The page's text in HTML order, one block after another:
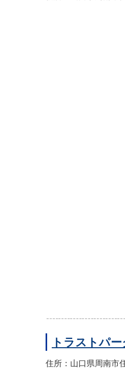
トラストパ
住所：山口県周南市